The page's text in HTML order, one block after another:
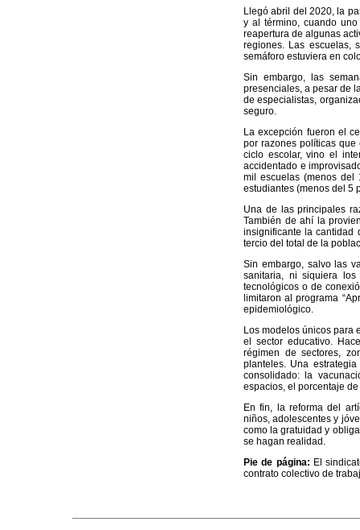
Llegó abril del 2020, la
y al término, cuando
reapertura de algunas
regiones. Las escuelas,
semáforo estuviera en
Sin embargo, las
presenciales, a pesar de
de especialistas,
seguro.
La excepción fueron el
por razones políticas
ciclo escolar, vino el
accidentado e
mil escuelas (menos
estudiantes (menos del 5
Una de las principales
También de ahí la
insignificante la cantidad
tercio del total de la
Sin embargo, salvo las
sanitaria, ni siquiera
tecnológicos o de
limitaron al programa
epidemiológico.
Los modelos únicos para
el sector educativo.
régimen de sectores,
planteles. Una
consolidado: la
espacios, el porcentaje
En fin, la reforma del
niños, adolescentes y
como la gratuidad y
se hagan realidad.
Pie de página: El
contrato colectivo de